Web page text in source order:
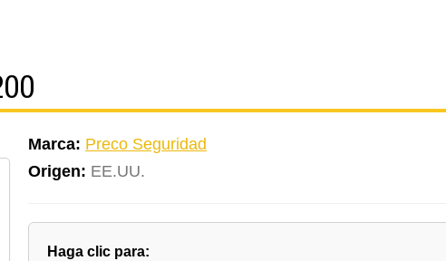
Marca: Preco Seguridad
Origen: EE.UU.
Haga clic para: